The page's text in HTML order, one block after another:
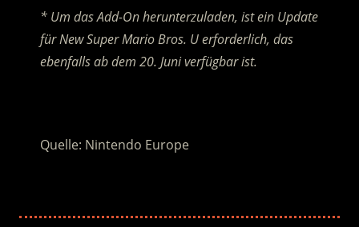
* Um das Add-On herunterzuladen, ist ein Update
für New Super Mario Bros. U erforderlich, das
ebenfalls ab dem 20. Juni verfügbar ist.
Quelle: Nintendo Europe